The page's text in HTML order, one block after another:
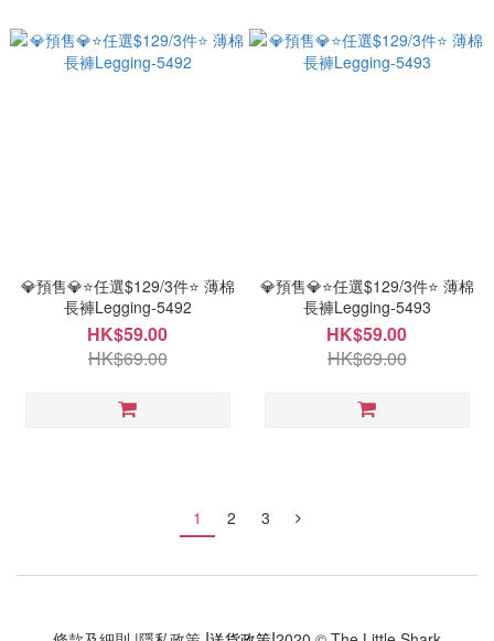
💎預售💎⭐任選$129/3件⭐ 薄棉
長褲Legging-5492
HK$59.00
HK$69.00
💎預售💎⭐任選$129/3件⭐ 薄棉
長褲Legging-5493
HK$59.00
HK$69.00
1 2 3